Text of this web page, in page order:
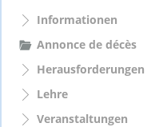
a
h
Informationen
Annonce de décès
Herausforderungen
Lehre
Veranstaltungen